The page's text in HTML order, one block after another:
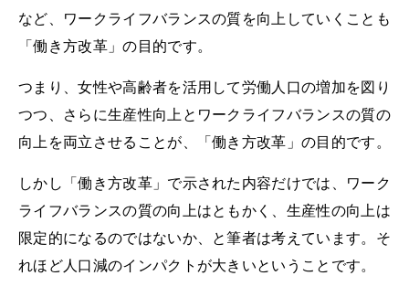
など、ワークライフバランスの質を向上していくことも
「働き方改革」の目的です。
つまり、女性や高齢者を活用して労働人口の増加を図り
つつ、さらに生産性向上とワークライフバランスの質の
向上を両立させることが、「働き方改革」の目的です。
しかし「働き方改革」で示された内容だけでは、ワーク
ライフバランスの質の向上はともかく、生産性の向上は
限定的になるのではないか、と筆者は考えています。そ
れほど人口減のインパクトが大きいということです。